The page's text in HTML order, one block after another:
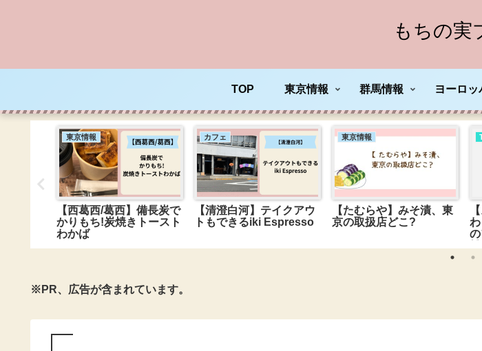
もちの実
TOP 東京情報 群馬情報 ヨーロッ
東京情報
【西葛西/葛西】備長炭で
かりもち!炭焼きトースト
わかば
カフェ
【清澄白河】テイクアウ
トもできるiki Espresso
東京情報
【たむらや】みそ漬、東
京の取扱店どこ?
※PR、広告が含まれています。